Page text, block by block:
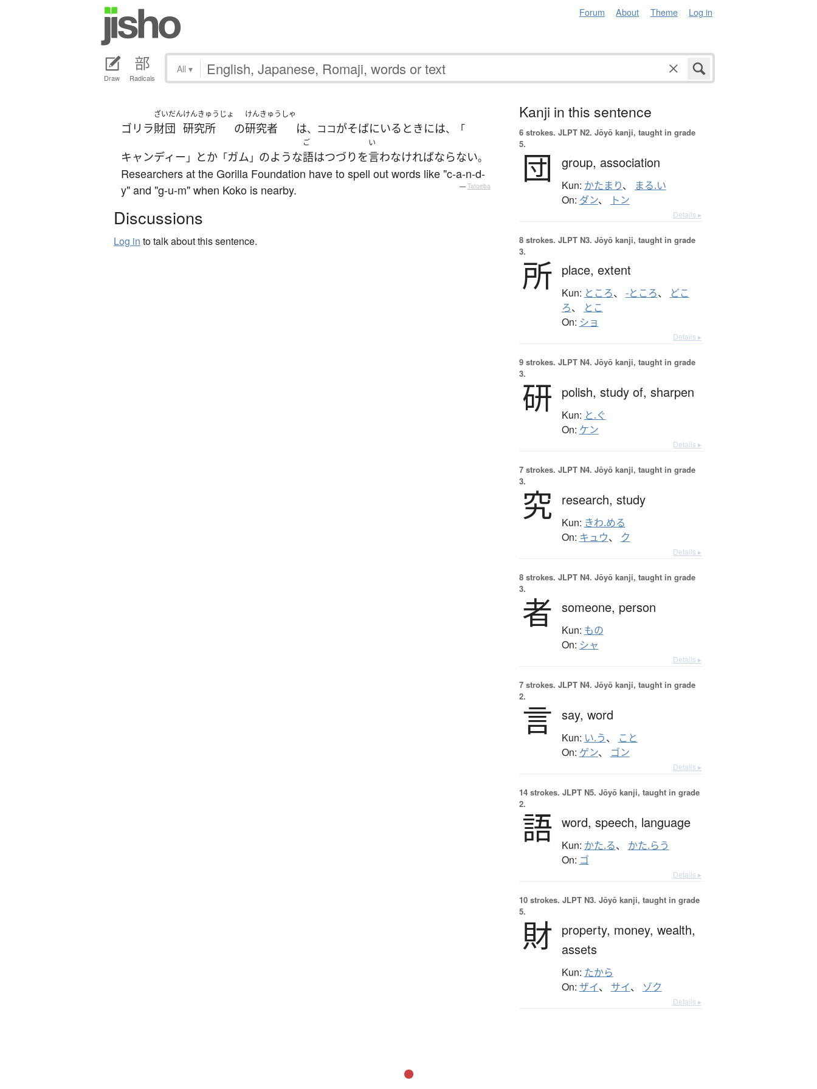
Forum About Theme Log in
Draw Radicals
All ▾
ゴリラ
ざいだん
財団
けんきゅうじょ
研究所 の
けんきゅうしゃ
研究者 は、ココがそばにいる ときには、「
キャンディー 」 とか 「ガム 」 のような
ご
語はつづり を
い
言わなければならない。
Researchers at the Gorilla Foundation have to spell out words like "c-a-n-d-
y" and "g-u-m" when Koko is nearby.
— Tatoeba
Discussions
Log in to talk about this sentence.
Kanji in this sentence
6 strokes. JLPT N2. Jōyō kanji, taught in grade
5.
団 group, association
Kun: かたまり、 まる.い
On: ダン、 トン
Details ▸
8 strokes. JLPT N3. Jōyō kanji, taught in grade
3.
所 place, extent
Kun: ところ、 -ところ、
どこ
ろ、 とこ
On: ショ
Details ▸
9 strokes. JLPT N4. Jōyō kanji, taught in grade
3.
研 polish, study of, sharpen
Kun: と.ぐ
On: ケン
Details ▸
7 strokes. JLPT N4. Jōyō kanji, taught in grade
3.
究 research, study
Kun: きわ.める
On: キュウ、 ク
Details ▸
8 strokes. JLPT N4. Jōyō kanji, taught in grade
3.
者 someone, person
Kun: もの
On: シャ
Details ▸
7 strokes. JLPT N4. Jōyō kanji, taught in grade
2.
言 say, word
Kun: い.う、 こと
On: ゲン、 ゴン
Details ▸
14 strokes. JLPT N5. Jōyō kanji, taught in grade
2.
語 word, speech, language
Kun: かた.る、 かた.らう
On: ゴ
Details ▸
10 strokes. JLPT N3. Jōyō kanji, taught in grade
5.
財 property, money, wealth,
assets
Kun: たから
On: ザイ、 サイ、 ゾク
Details ▸